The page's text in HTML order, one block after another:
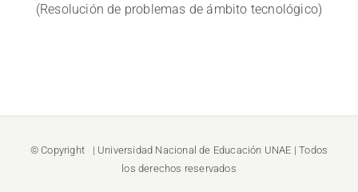
(Resolución de problemas de ámbito tecnológico)
© Copyright | Universidad Nacional de Educación UNAE | Todos
los derechos reservados